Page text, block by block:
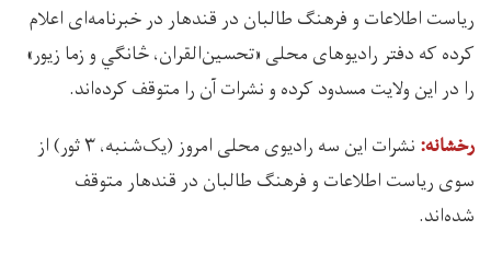
ریاست اطلاعات و فرهنگ طالبان در قندهار در خبرنامه‌ای اعلام
کرده که دفتر رادیوهای محلی «تحسین‌القران، څانګي و زما زیور»
را در این ولایت مسدود کرده‌ و نشرات آن را متوقف کرده‌اند.
رخشانه:
نشرات این سه رادیوی محلی امروز (یک‌شنبه، ۳ ثور) از
سوی رياست اطلاعات و فرهنگ طالبان در قندهار متوقف
شده‌اند.